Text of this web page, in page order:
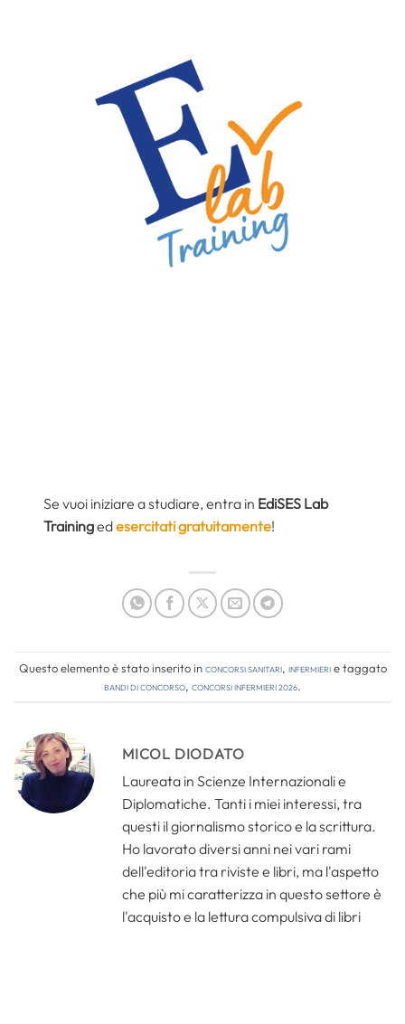
Se vuoi iniziare a studiare, entra in EdiSES Lab
Trainingedesercitati gratuitamente!
Questo elemento è stato inserito inConcorsi Sanitari, Infermierie taggato
bandi di concorso, concorsi infermieri 2026.
MICOL DIODATO
Laureata in Scienze Internazionali e
Diplomatiche. Tanti i miei interessi, tra
questi il giornalismo storico e la scrittura.
Ho lavorato diversi anni nei vari rami
dell'editoria tra riviste e libri, ma l'aspetto
che più mi caratterizza in questo settore è
l'acquisto e la lettura compulsiva di libri